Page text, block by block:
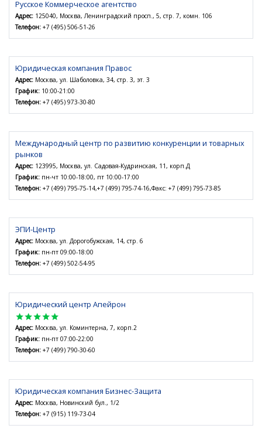
Русское Коммерческое агентство
Адрес: 125040, Москва, Ленинградский просп., 5, стр. 7, комн. 106
Телефон: +7 (495) 506-51-26
Юридическая компания Правос
Адрес: Москва, ул. Шаболовка, 34, стр. 3, эт. 3
График: 10:00-21:00
Телефон: +7 (495) 973-30-80
Международный центр по развитию конкуренции и товарных
рынков
Адрес: 123995, Москва, ул. Садовая-Кудринская, 11, корп.Д
График: пн-чт 10:00-18:00, пт 10:00-17:00
Телефон: +7 (499) 795-75-14,+7 (499) 795-74-16,Факс: +7 (499) 795-73-85
ЭПИ-Центр
Адрес: Москва, ул. Дорогобужская, 14, стр. 6
График: пн-пт 09:00-18:00
Телефон: +7 (499) 502-54-95
Юридический центр Апейрон
star
star
star
star
star
Адрес: Москва, ул. Коминтерна, 7, корп.2
График: пн-пт 07:00-22:00
Телефон: +7 (499) 790-30-60
Юридическая компания Бизнес-Защита
Адрес: Москва, Новинский бул., 1/2
Телефон: +7 (915) 119-73-04